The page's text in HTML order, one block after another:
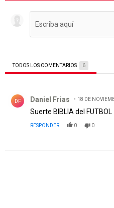
TODOS LOS COMENTARIOS 6
DF Daniel Frias 18 DE
Suerte BIBLIA del FUTBOL
RESPONDER 0 0